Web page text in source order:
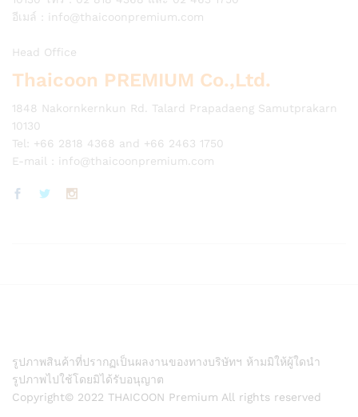
อีเมล์ : info@thaicoonpremium.com
Head Office
Thaicoon PREMIUM Co.,Ltd.
1848 Nakornkernkun Rd. Talard Prapadaeng Samutprakarn
10130
Tel: +66 2818 4368 and +66 2463 1750
E-mail : info@thaicoonpremium.com
รูปภาพสินค้าที่ปรากฏเป็นผลงานของทางบริษัทฯ ห้ามมิให้ผู้ใดนำ
รูปภาพไปใช้โดยมิได้รับอนุญาต
Copyright© 2022 THAICOON Premium All rights reserved